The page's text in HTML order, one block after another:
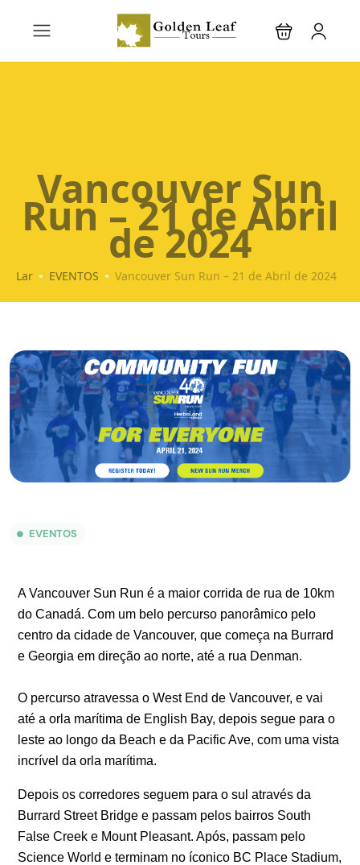
Vancouver Sun
Run – 21 de Abril
de 2024
Lar EVENTOS Vancouver Sun Run – 21 de Abril de 2024
EVENTOS
A Vancouver Sun Run é a maior corrida de rua de 10km
do Canadá. Com um belo percurso panorâmico pelo
centro da cidade de Vancouver, que começa na Burrard
e Georgia em direção ao norte, até a rua Denman.
O percurso atravessa o West End de Vancouver, e vai
até a orla marítima de English Bay, depois segue para o
leste ao longo da Beach e da Pacific Ave, com uma vista
incrível da orla marítima.
Depois os corredores seguem para o sul através da
Burrard Street Bridge e passam pelos bairros South
False Creek e Mount Pleasant. Após, passam pelo
Science World e terminam no íconico BC Place Stadium,